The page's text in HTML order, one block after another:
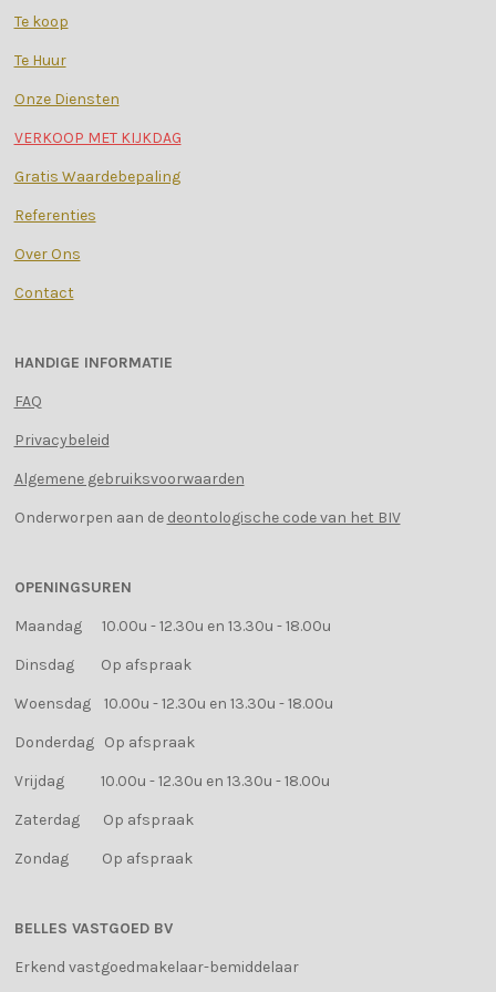
Te koop
Te Huur
Onze Diensten
VERKOOP MET KIJKDAG
Gratis Waardebepaling
Referenties
Over Ons
Contact
HANDIGE INFORMATIE
FAQ
Privacybeleid
Algemene gebruiksvoorwaarden
Onderworpen aan de deontologische code van het BIV
OPENINGSUREN
Maandag 10.00u - 12.30u en 13.30u - 18.00u
Dinsdag Op afspraak
Woensdag 10.00u - 12.30u en 13.30u - 18.00u
Donderdag Op afspraak
Vrijdag 10.00u - 12.30u en 13.30u - 18.00u
Zaterdag Op afspraak
Zondag Op afspraak
BELLES VASTGOED BV
Erkend vastgoedmakelaar-bemiddelaar